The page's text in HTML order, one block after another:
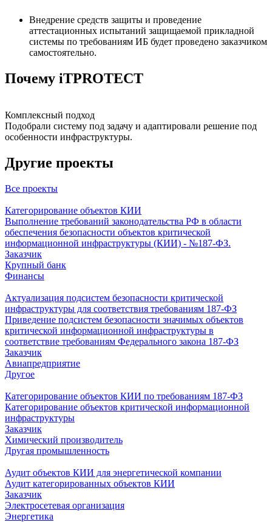
Внедрение средств защиты и проведение
аттестационных испытаний защищаемой прикладной
системы по требованиям ИБ будет проведено заказчиком
самостоятельно.
Почему iTPROTECT
Комплексный подход
Подобрали систему под задачу и адаптировали решение под
особенности инфраструктуры.
Другие проекты
Все проекты
Категорирование объектов КИИ
Выполнение требований законодательства РФ в области
обеспечения безопасности объектов критической
информационной инфраструктуры (КИИ) - №187-ФЗ.
Заказчик
Крупный банк
Финансы
Актуализация подсистем безопасности критической
инфраструктуры для соответствия требованиям 187-ФЗ
Приведение подсистем безопасности значимых объектов
критической информационной инфраструктуры в
соответствие требованиям Федерального закона 187-ФЗ
Заказчик
Авиапредприятие
Другое
Категорирование объектов КИИ по требованиям 187-ФЗ
Категорирование объектов критической информационной
инфраструктуры
Заказчик
Химический производитель
Другая промышленность
Аудит объектов КИИ для энергетической компании
Аудит категорированных объектов КИИ
Заказчик
Электросетевая организация
Энергетика